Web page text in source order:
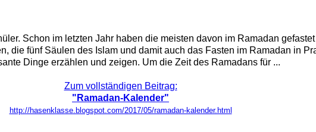
Schon im letzten Jahr haben die meisten davon im Ramadan
die fünf Säulen des Islam und damit auch das Fasten im Ramadan in
Dinge erzählen und zeigen. Um die Zeit des Ramadans für ...
Zum vollständigen Beitrag:
"Ramadan-Kalender"
http://hasenklasse.blogspot.com/2017/05/ramadan-kalender.html